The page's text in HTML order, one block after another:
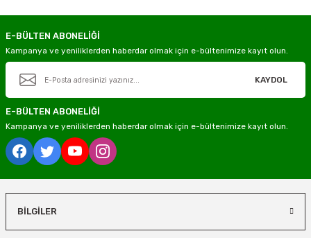
E-BÜLTEN ABONELİĞİ
Kampanya ve yeniliklerden haberdar olmak için e-bültenimize kayıt olun.
KAYDOL
E-BÜLTEN ABONELİĞİ
Kampanya ve yeniliklerden haberdar olmak için e-bültenimize kayıt olun.
BİLGİLER